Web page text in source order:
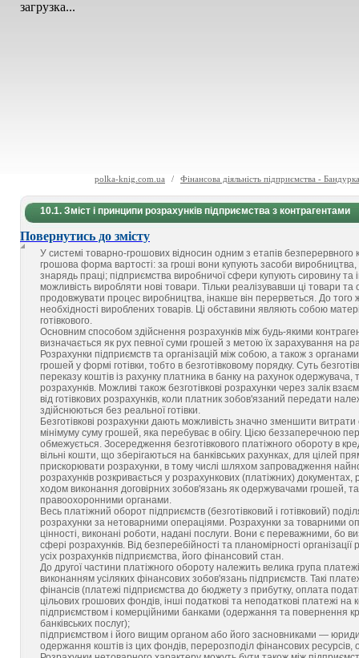
загрузка...
polka-knig.com.ua / Фінансова діяльність підприємства - Бандурка
10.1. Зміст і принципи розрахунків підприємства з контрагентами
Повернутись до змісту
У системі товарно-грошових відносин одним з етапів
грошова форма вартості: за гроші вони купують засоби
знарядь праці; підприємства виробничої сфери купують сировину
можливість виробляти нові товари. Тільки реалізувавши ці товари
продовжувати процес виробництва, інакше він перерветься. До того
необхідності вироблених товарів. Ці обставини являють собою
готівкового.
Основним способом здійснення розрахунків між будь-якими
визначається як рух певної суми грошей з метою їх зарахування на
Розрахунки підприємств та організацій між собою, а також з
грошей у формі готівки, тобто в безготівковому порядку. Суть
переказу коштів із рахунку платника в банку на рахунок
розрахунків. Можливі також безготівкові розрахунки через залік
від готівкових розрахунків, коли платник зобов'язаний передати
здійснюються без реальної готівки.
Безготівкові розрахунки дають можливість значно зменшити
мінімуму суму грошей, яка перебуває в обігу. Цією беззаперечною
обмежується. Зосередження безготівкового платіжного обороту в
вільні кошти, що зберігаються на банківських рахунках, для цілей
прискорювати розрахунки, в тому числі шляхом запровадження
розрахунків розкривається у розрахункових (платіжних)
ходом виконання договірних зобов'язань як одержувачами грошей,
правоохоронними органами.
Весь платіжний оборот підприємств (безготівковий і готівковий)
розрахунки за нетоварними операціями. Розрахунки за товарними
цінності, виконані роботи, надані послуги. Вони є переважними, бо
сфері розрахунків. Від безперебійності та планомірності
усіх розрахунків підприємства, його фінансовий стан.
До другої частини платіжного обороту належить велика група
виконанням усіляких фінансових зобов'язань підприємств. Такі
фінансів (платежі підприємства до бюджету з прибутку, оплата
цільових грошових фондів, інші податкові та неподаткові платежі на
підприємством і комерційними банками (одержання та повернення
банківських послуг);
підприємством і його вищим органом або його засновниками —
одержання коштів із цих фондів, перерозподіл фінансових